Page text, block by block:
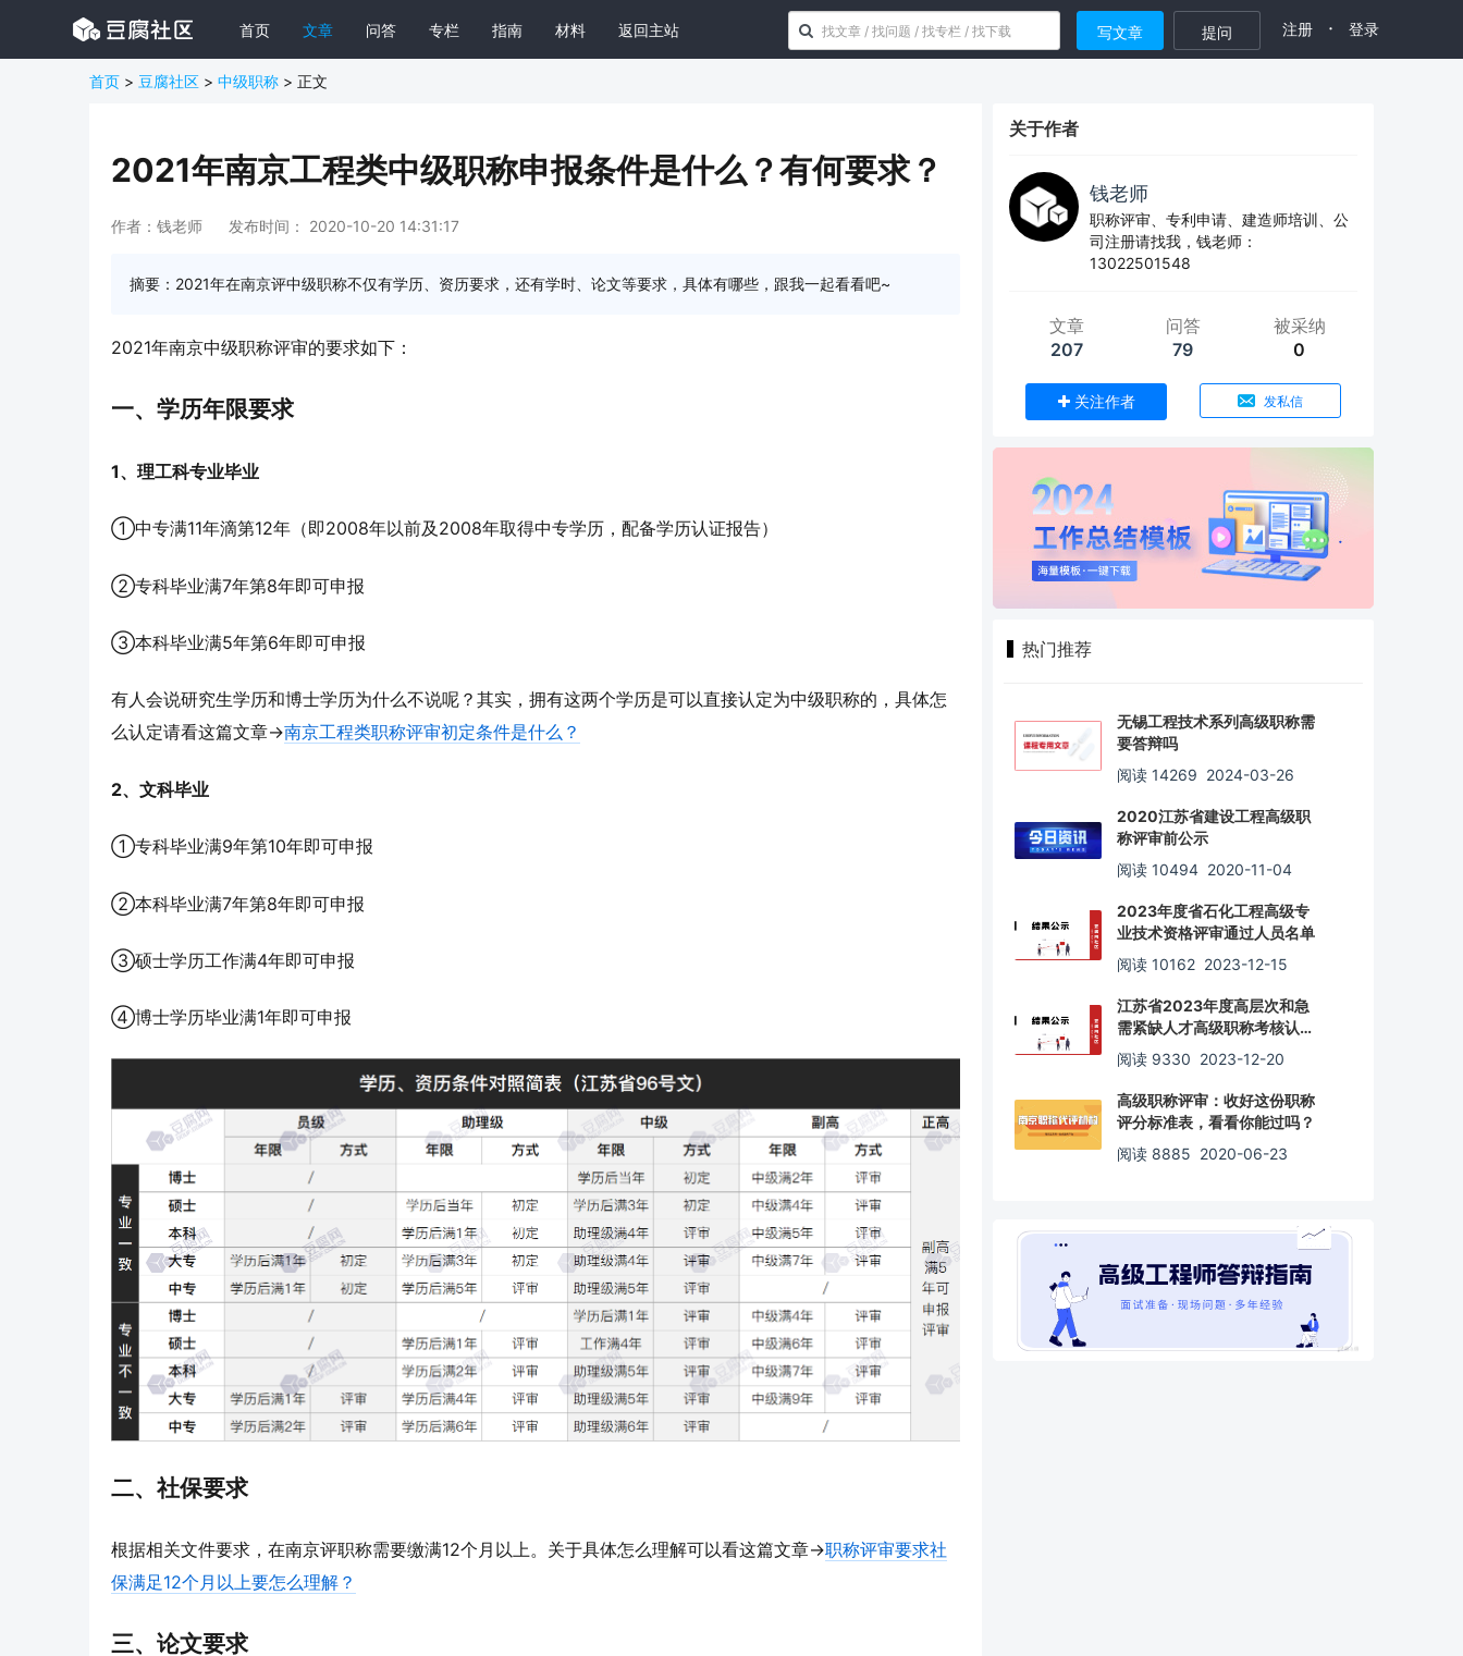
首页 文章 问答 专栏 指南 材料 返回主站 写文章 提问 注册 · 登录
首页 > 豆腐社区 > 中级职称 > 正文
2021年南京工程类中级职称申报条件是什么？有何要求？
作者：钱老师 发布时间： 2020-10-20 14:31:17
摘要：2021年在南京评中级职称不仅有学历、资历要求，还有学时、论文等要求，具体有哪些，跟我一起看看吧~
2021年南京中级职称评审的要求如下：
一、学历年限要求
1、理工科专业毕业
①中专满11年滴第12年（即2008年以前及2008年取得中专学历，配备学历认证报告）
②专科毕业满7年第8年即可申报
③本科毕业满5年第6年即可申报
有人会说研究生学历和博士学历为什么不说呢？其实，拥有这两个学历是可以直接认定为中级职称的，具体怎
么认定请看这篇文章→南京工程类职称评审初定条件是什么？
2、文科毕业
①专科毕业满9年第10年即可申报
②本科毕业满7年第8年即可申报
③硕士学历工作满4年即可申报
④博士学历毕业满1年即可申报
二、社保要求
根据相关文件要求，在南京评职称需要缴满12个月以上。关于具体怎么理解可以看这篇文章→职称评审要求社
保满足12个月以上要怎么理解？
三、论文要求
关于作者
钱老师
职称评审、专利申请、建造师培训、公
司注册请找我，钱老师：
13022501548
文章
207
问答
79
被采纳
0
关注作者 发私信
热门推荐
无锡工程技术系列高级职称需
要答辩吗
阅读 14269 2024-03-26
2020江苏省建设工程高级职
称评审前公示
阅读 10494 2020-11-04
2023年度省石化工程高级专
业技术资格评审通过人员名单
阅读 10162 2023-12-15
江苏省2023年度高层次和急
需紧缺人才高级职称考核认定
通过人员名单
阅读 9330 2023-12-20
高级职称评审：收好这份职称
评分标准表，看看你能过吗？
阅读 8885 2020-06-23